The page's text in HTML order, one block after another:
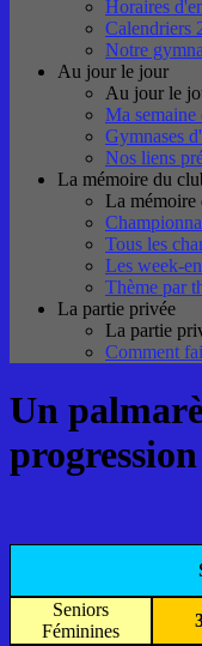
Horaires
Calendriers
Notre
Au jour le jour
Au jour le
Ma
Gymnases
Nos liens
La mémoire du
La mémoire
Tous les
Les week-
Thème par
La partie privée
La partie
Comment
Un
Seniors
Féminines